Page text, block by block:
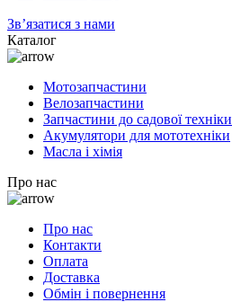
Зв’язатися з нами
Каталог
Мотозапчастини
Велозапчастини
Запчастини до садової техніки
Акумулятори для мототехніки
Масла і хімія
Про нас
Про нас
Контакти
Оплата
Доставка
Обмін і повернення